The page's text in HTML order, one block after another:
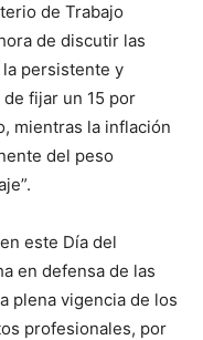
de Trabajo
de discutir las
persistente y
fijar un 15 por
mientras la inflación
del peso
este Día del
en defensa de las
plena vigencia de los
profesionales, por